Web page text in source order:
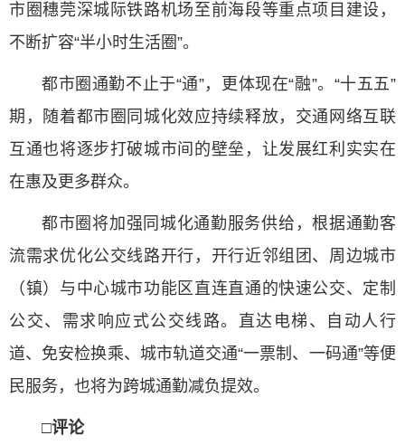
市圈穗莞深城际铁路机场至前海段等重点项目建设，
不断扩容“半小时生活圈”。
都市圈通勤不止于“通”，更体现在“融”。“十五五”
期，随着都市圈同城化效应持续释放，交通网络互联
互通也将逐步打破城市间的壁垒，让发展红利实实在
在惠及更多群众。
都市圈将加强同城化通勤服务供给，根据通勤客
流需求优化公交线路开行，开行近邻组团、周边城市
（镇）与中心城市功能区直连直通的快速公交、定制
公交、需求响应式公交线路。直达电梯、自动人行
道、免安检换乘、城市轨道交通“一票制、一码通”等便
民服务，也将为跨城通勤减负提效。
□评论